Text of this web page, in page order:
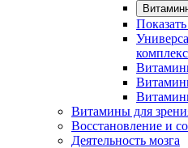
Витамины для
Восстановление и
Деятельность мозга